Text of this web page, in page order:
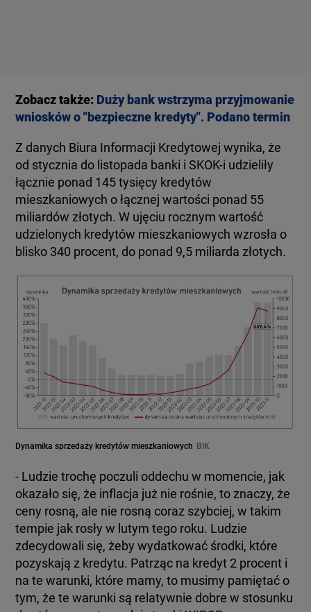
Zobacz także: Duży bank wstrzyma przyjmowanie
wniosków o "bezpieczne kredyty". Podano termin
Z danych Biura Informacji Kredytowej wynika, że
od stycznia do listopada banki i SKOK-i udzieliły
łącznie ponad 145 tysięcy kredytów
mieszkaniowych o łącznej wartości ponad 55
miliardów złotych. W ujęciu rocznym wartość
udzielonych kredytów mieszkaniowych wzrosła o
blisko 340 procent, do ponad 9,5 miliarda złotych.
Dynamika sprzedaży kredytów mieszkaniowych BIK
- Ludzie trochę poczuli oddechu w momencie, jak
okazało się, że inflacja już nie rośnie, to znaczy, że
ceny rosną, ale nie rosną coraz szybciej, w takim
tempie jak rosły w lutym tego roku. Ludzie
zdecydowali się, żeby wydatkować środki, które
pozyskają z kredytu. Patrząc na kredyt 2 procent i
na te warunki, które mamy, to musimy pamiętać o
tym, że te warunki są relatywnie dobre w stosunku